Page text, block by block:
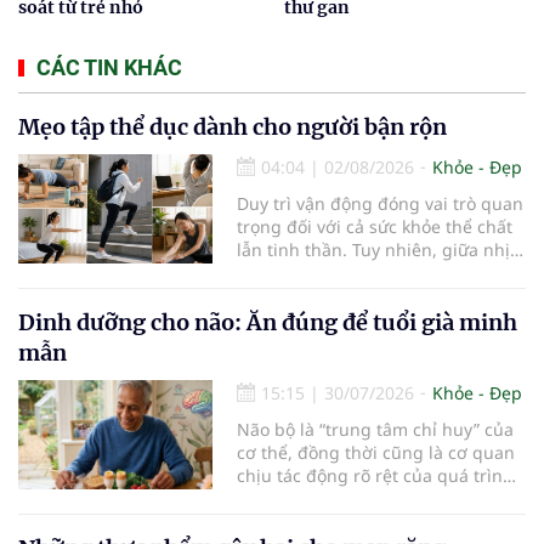
soát từ trẻ nhỏ thư gan
CÁC TIN KHÁC
Mẹo tập thể dục dành cho người bận rộn
04:04 | 02/08/2026
Khỏe - Đẹp
Duy trì vận động đóng vai trò quan
trọng đối với cả sức khỏe thể chất
lẫn tinh thần. Tuy nhiên, giữa nhịp
cho các hoạt động tập luyện
thường trở thành một thách thức
Dinh dưỡng cho não: Ăn đúng để tuổi già minh
mẫn
15:15 | 30/07/2026
Khỏe - Đẹp
Não bộ là “trung tâm chỉ huy” của
cơ thể, đồng thời cũng là cơ quan
chịu tác động rõ rệt của quá trình